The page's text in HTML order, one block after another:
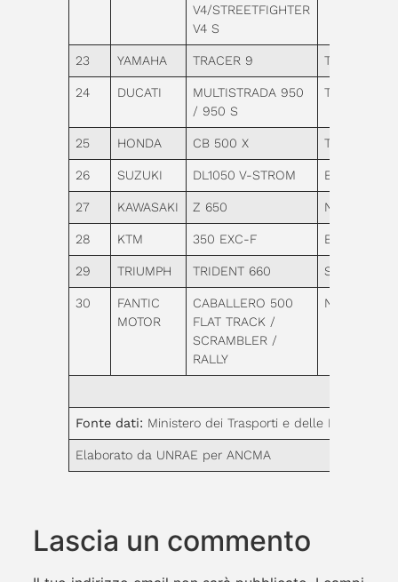
V4/STREETFIGHTER
V4 S
23 YAMAHA TRACER 9 Turismo
24 DUCATI
MULTISTRADA 950
/ 950 S
Turismo
25 HONDA CB 500 X Turismo
26 SUZUKI DL1050 V-STROM Enduro
27 KAWASAKI Z 650 Naked
28 KTM 350 EXC-F Enduro
29 TRIUMPH TRIDENT 660 Sportive
30
FANTIC
MOTOR
CABALLERO 500
FLAT TRACK /
SCRAMBLER /
RALLY
Naked
Fonte dati: Ministero dei Trasporti e delle
Elaborato da UNRAE per ANCMA
Lascia un commento